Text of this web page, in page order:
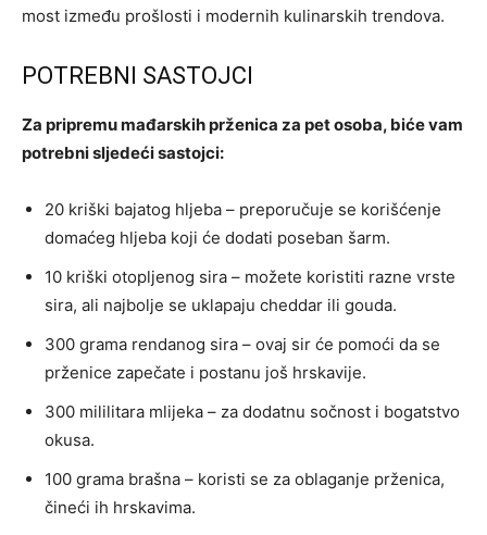
most između prošlosti i modernih kulinarskih trendova.
POTREBNI SASTOJCI
Za pripremu mađarskih prženica za pet osoba, biće vam
potrebni sljedeći sastojci:
20 kriški bajatog hljeba – preporučuje se korišćenje
domaćeg hljeba koji će dodati poseban šarm.
10 kriški otopljenog sira – možete koristiti razne vrste
sira, ali najbolje se uklapaju cheddar ili gouda.
300 grama rendanog sira – ovaj sir će pomoći da se
prženice zapečate i postanu još hrskavije.
300 mililitara mlijeka – za dodatnu sočnost i bogatstvo
okusa.
100 grama brašna – koristi se za oblaganje prženica,
čineći ih hrskavima.